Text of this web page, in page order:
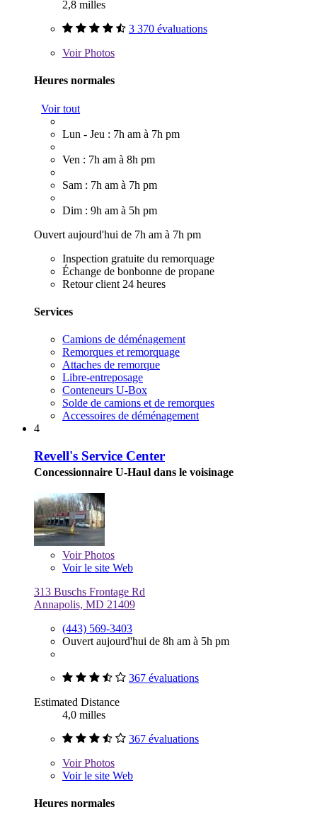
2,8 milles
3 370 évaluations
VoirPhotos
Heures normales
Voir tout
Lun - Jeu : 7h am à 7h pm
Ven : 7h am à 8h pm
Sam : 7h am à 7h pm
Dim : 9h am à 5h pm
Ouvert aujourd'hui de 7h am à 7h pm
Inspection gratuite du remorquage
Échange de bonbonne de propane
Retour client 24 heures
Services
Camions de déménagement
Remorques et remorquage
Attaches de remorque
Libre-entreposage
Conteneurs U-Box
Solde de camions et de remorques
Accessoires de déménagement
4
Revell's Service Center
Concessionnaire U-Haul dans le voisinage
VoirPhotos
Voir le site Web
313 Buschs Frontage Rd
Annapolis, MD 21409
(443) 569-3403
Ouvert aujourd'hui de 8h am à 5h pm
367 évaluations
Estimated Distance
4,0 milles
367 évaluations
VoirPhotos
Voir le site Web
Heures normales